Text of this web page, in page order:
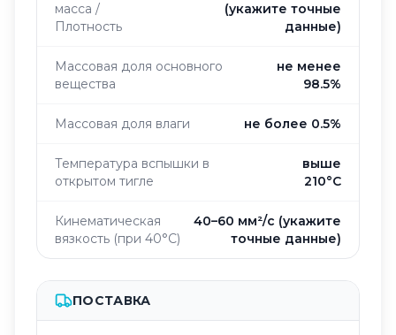
масса /
Плотность
(укажите точные
данные)
Массовая доля основного
вещества
не менее
98.5%
Массовая доля влаги не более 0.5%
Температура вспышки в
открытом тигле
выше
210°C
Кинематическая
вязкость (при 40°C)
40–60 мм²/с (укажите
точные данные)
ПОСТАВКА